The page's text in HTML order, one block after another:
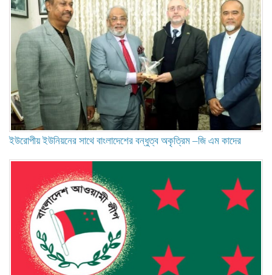
ইউরোপীয় ইউনিয়নের সাথে বাংলাদেশের বন্ধুত্ব অকৃত্রিম –জি এম কাদের